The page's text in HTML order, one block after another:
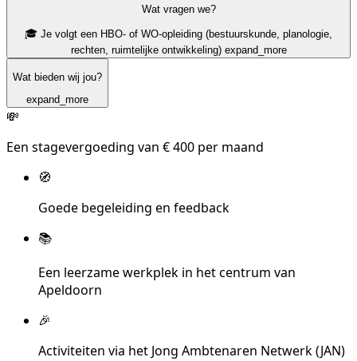
Wat vragen we?
🎓 Je volgt een HBO- of WO-opleiding (bestuurskunde, planologie,
rechten, ruimtelijke ontwikkeling) expand_more
Wat bieden wij jou?
expand_more
💸
Een stagevergoeding van € 400 per maand
🧭
Goede begeleiding en feedback
📚
Een leerzame werkplek in het centrum van
Apeldoorn
🎉
Activiteiten via het Jong Ambtenaren Netwerk (JAN)